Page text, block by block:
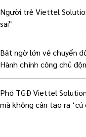
Người trẻ Viettel
sai"
Bất ngờ lớn về chuyển
Hành chính công chủ
Phó TGĐ Viettel
mà không cần tạo ra ‘cú